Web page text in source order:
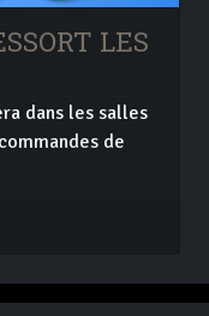
LES
dans les salles
de